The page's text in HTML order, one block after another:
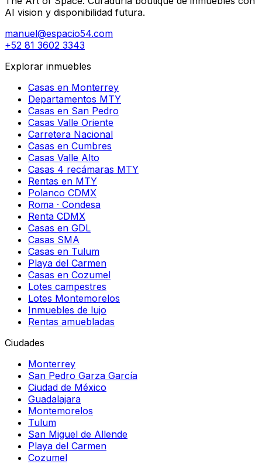
AI vision y disponibilidad futura.
manuel@espacio54.com
+52 81 3602 3343
Explorar inmuebles
Casas en Monterrey
Departamentos MTY
Casas en San Pedro
Casas Valle Oriente
Carretera Nacional
Casas en Cumbres
Casas Valle Alto
Casas 4 recámaras MTY
Rentas en MTY
Polanco CDMX
Roma · Condesa
Renta CDMX
Casas en GDL
Casas SMA
Casas en Tulum
Playa del Carmen
Casas en Cozumel
Lotes campestres
Lotes Montemorelos
Inmuebles de lujo
Rentas amuebladas
Ciudades
Monterrey
San Pedro Garza García
Ciudad de México
Guadalajara
Montemorelos
Tulum
San Miguel de Allende
Playa del Carmen
Cozumel